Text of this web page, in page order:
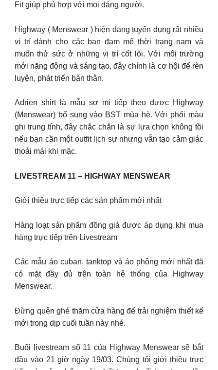
Fit giúp phù hợp với mọi dáng người.
Highway ( Menswear ) hiện đang tuyển dụng rất nhiều
vị trí dành cho các bạn đam mê thời trang nam và
muốn thử sức ở những vị trí cốt lõi. Với môi trường
mới năng động và sáng tạo, đây chính là cơ hội để rèn
luyện, phát triển bản thân.
Adrien shirt là mẫu sơ mi tiếp theo được Highway
(Menswear) bổ sung vào BST mùa hè. Với phối màu
ghi trung tính, đây chắc chắn là sự lựa chọn không tồi
nếu bạn cần một outfit lịch sự nhưng vẫn tạo cảm giác
thoải mái khi mặc.
LIVESTREAM 11 – HIGHWAY MENSWEAR
Giới thiệu trực tiếp các sản phẩm mới nhất
Hàng loạt sản phẩm đồng giá được áp dụng khi mua
hàng trực tiếp trên Livestream
Các mẫu áo cuban, tanktop và áo phông mới nhất đã
có mặt đầy đủ trên toàn hệ thống của Highway
Menswear.
Đừng quên ghé thăm cửa hàng để trải nghiệm thiết kế
mới trong dịp cuối tuần này nhé.
Buổi livestream số 11 của Highway Menswear sẽ bắt
đầu vào 21 giờ ngày 19/03. Chúng tôi giới thiệu trực